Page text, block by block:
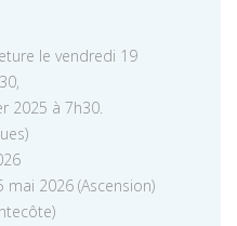
le vendredi 19
2025 à 7h30.
mai 2026 (Ascension)